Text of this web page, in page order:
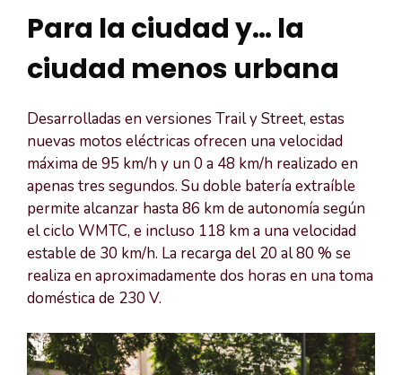
Para la ciudad y… la
ciudad menos urbana
Desarrolladas en versiones Trail y Street, estas
nuevas motos eléctricas ofrecen una velocidad
máxima de 95 km/h y un 0 a 48 km/h realizado en
apenas tres segundos. Su doble batería extraíble
permite alcanzar hasta 86 km de autonomía según
el ciclo WMTC, e incluso 118 km a una velocidad
estable de 30 km/h. La recarga del 20 al 80 % se
realiza en aproximadamente dos horas en una toma
doméstica de 230 V.